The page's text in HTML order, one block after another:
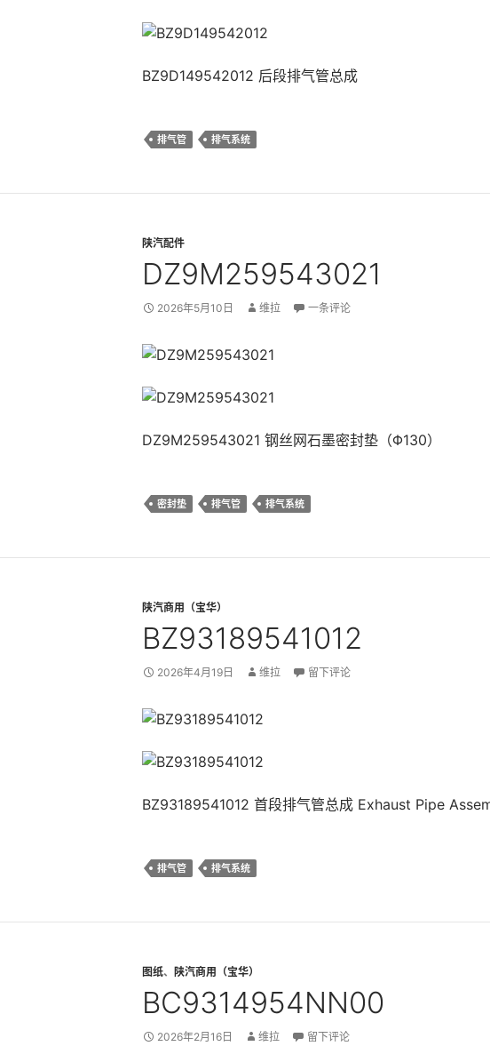
BZ9D149542012 后段排气管总成
排气管 排气系统
陕汽配件
DZ9M259543021
2026年5月10日 维拉 一条评论
DZ9M259543021 钢丝网石墨密封垫（Φ130）
密封垫 排气管 排气系统
陕汽商用（宝华）
BZ93189541012
2026年4月19日 维拉 留下评论
BZ93189541012 首段排气管总成 Exhaust Pipe
排气管 排气系统
图纸、 陕汽商用（宝华）
BC9314954NN00
2026年2月16日 维拉 留下评论